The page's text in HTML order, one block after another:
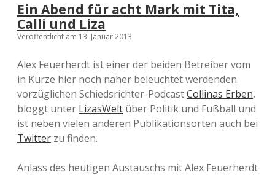
Ein Abend für acht Mark mit Tita,
Calli und Liza
Veröffentlicht am 13. Januar 2013
Alex Feuerherdt ist einer der beiden Betreiber vom
in Kürze hier noch näher beleuchtet werdenden
vorzüglichen Schiedsrichter-PodcastCollinas Erben,
bloggt unter LizasWelt über Politik und Fußball und
ist neben vielen anderen Publikationsorten auch bei
Twitter zu finden.
Anlass des heutigen Austauschs mit Alex Feuerherdt